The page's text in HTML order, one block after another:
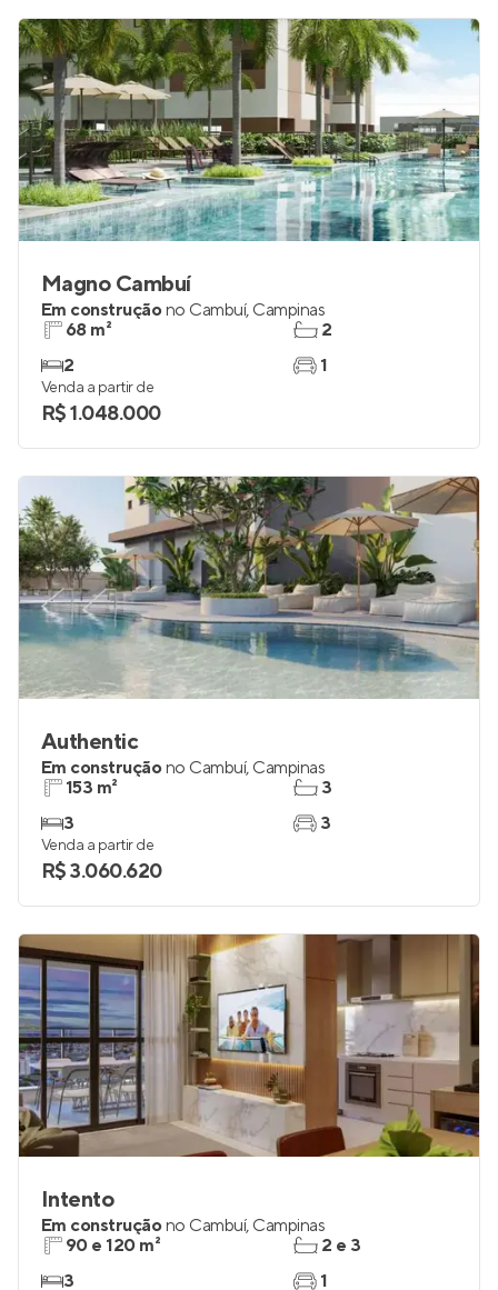
Magno Cambuí
Em construçãono Cambuí, Campinas
68 m²
2
2
1
Venda a partir de
R$ 1.048.000
Authentic
Em construçãono Cambuí, Campinas
153 m²
3
3
3
Venda a partir de
R$ 3.060.620
Intento
Em construçãono Cambuí, Campinas
90 e 120 m²
3
2 e 3
1